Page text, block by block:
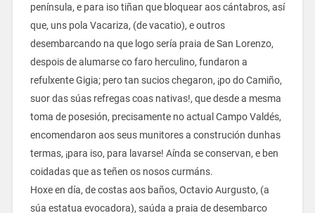
península, e para iso tiñan que bloquear aos cántabros, así
que, uns pola Vacariza, (de vacatio), e outros
desembarcando na que logo sería praia de San Lorenzo,
despois de alumarse co faro herculino, fundaron a
refulxente Gigia; pero tan sucios chegaron, ¡po do Camiño,
suor das súas refregas coas nativas!, que desde a mesma
toma de posesión, precisamente no actual Campo Valdés,
encomendaron aos seus munitores a construción dunhas
termas, ¡para iso, para lavarse! Aínda se conservan, e ben
coidadas que as teñen os nosos curmáns.
Hoxe en día, de costas aos baños, Octavio Aurgusto, (a
súa estatua evocadora), saúda a praia de desembarco